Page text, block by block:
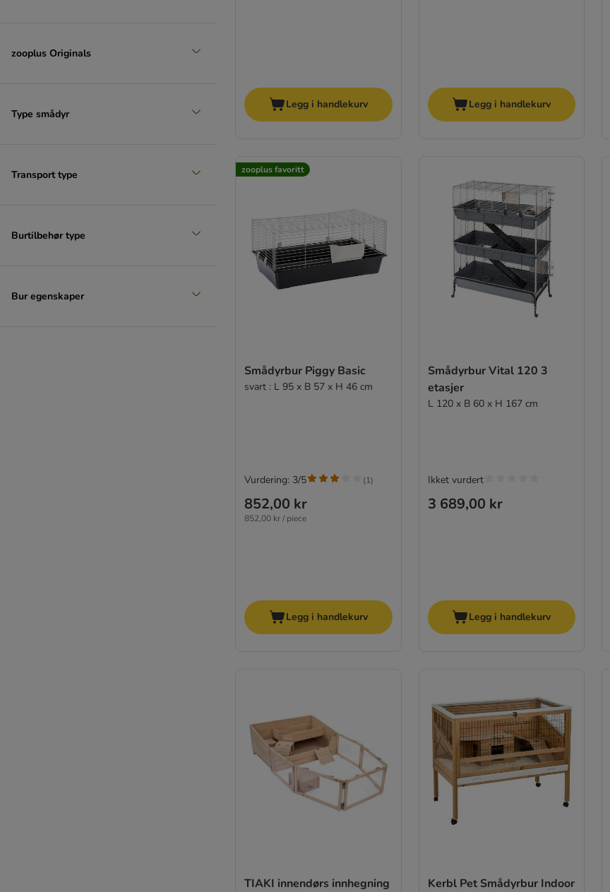
zooplus Originals
Type smådyr
Transport type
Burtilbehør type
Bur egenskaper
Legg i handlekurv Legg i handlekurv
zooplus favoritt
Smådyrbur Piggy Basic
svart : L 95 x B 57 x H 46 cm
852,00 kr
852,00 kr / piece
Vurdering: 3/5 (1)
Legg i handlekurv
Smådyrbur Vital 120 3
etasjer
L 120 x B 60 x H 167 cm
3 689,00 kr
Ikket vurdert
Legg i handlekurv
TIAKI innendørs innhegning
Kerbl Pet Smådyrbur Indoor